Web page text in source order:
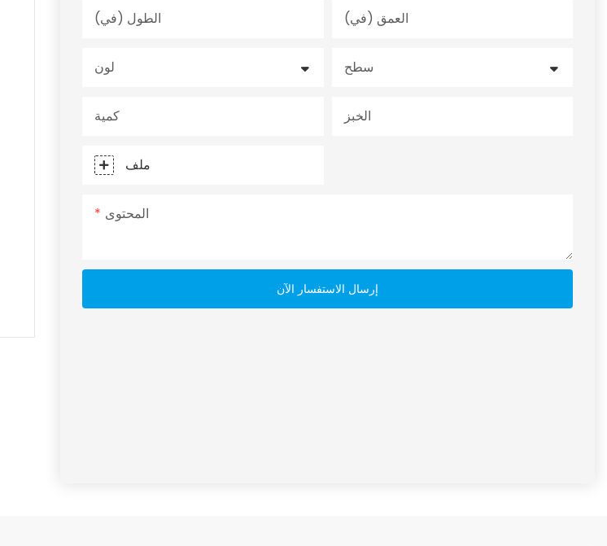
الطول (في) العمق (في)
لون سطح
كمية الخبز
ملف
المحتوى
إرسال الاستفسار الآن